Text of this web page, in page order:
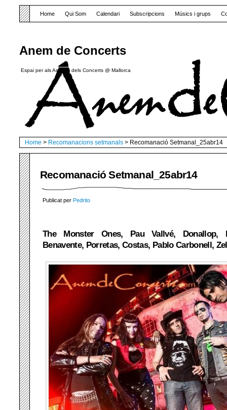
Anem de Concerts
Espai per als Amants dels Concerts @ Mallorca
Home Qui Som Calendari Subscripcions Músics i grups
Home > Recomanacions setmanals > Recomanació Setmanal_25abr14
Recomanació Setmanal_25abr14
Publicat per Pedrito
The Monster Ones, Pau Vallvé, Donallop,
Benavente, Porretas, Costas, Pablo Carbonell,